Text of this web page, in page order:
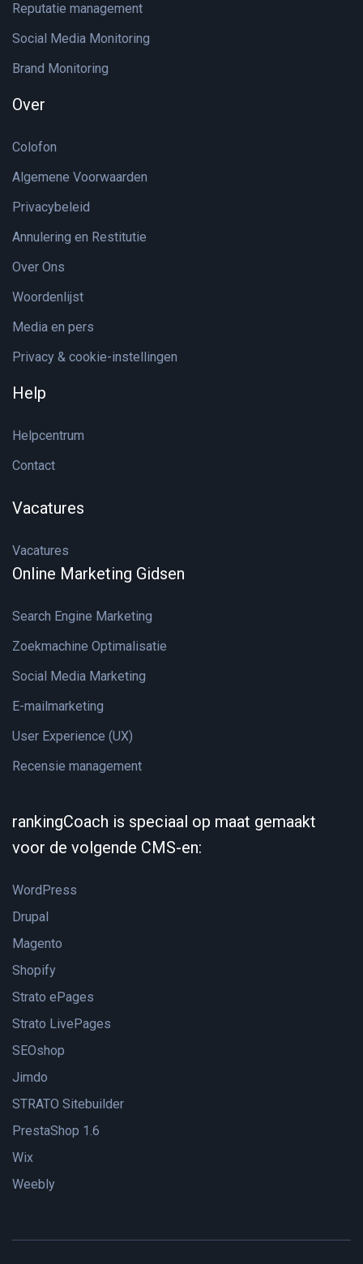
Reputatie management
Social Media Monitoring
Brand Monitoring
Over
Colofon
Algemene Voorwaarden
Privacybeleid
Annulering en Restitutie
Over Ons
Woordenlijst
Media en pers
Privacy & cookie-instellingen
Help
Helpcentrum
Contact
Vacatures
Vacatures
Online Marketing Gidsen
Search Engine Marketing
Zoekmachine Optimalisatie
Social Media Marketing
E-mailmarketing
User Experience (UX)
Recensie management
rankingCoach is speciaal op maat gemaakt
voor de volgende CMS-en:
WordPress
Drupal
Magento
Shopify
Strato ePages
Strato LivePages
SEOshop
Jimdo
STRATO Sitebuilder
PrestaShop 1.6
Wix
Weebly